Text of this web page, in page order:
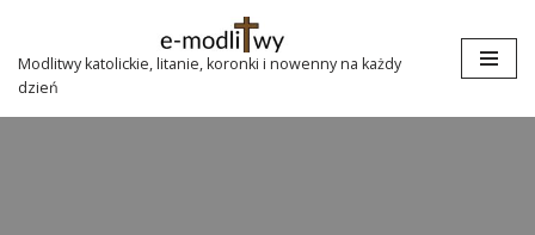
Przejdź
do
treści
Modlitwy katolickie, litanie, koronki i nowenny na każdy
dzień